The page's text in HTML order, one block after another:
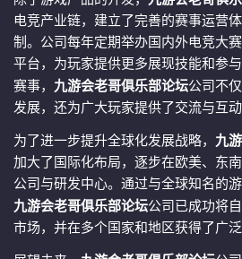
电竞产业链，建立了完善的赛事运营
制。公司每年定期举办国内外电竞大
平台，为玩家提供更多展现技能和参
赛事， 九游会老哥俱乐部论坛公司不
发展，还为广大玩家提供了交流与互动
为了进一步提升全球化发展战略， 九
加大了国际化布局，逐步在欧美、东
公司与研发中心。通过与全球知名的
九游会老哥俱乐部论坛公司已成功将
市场，并在多个国家和地区获得了广泛